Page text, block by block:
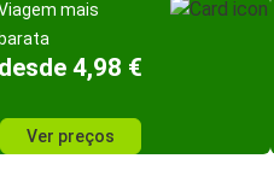
mais
4,98 €
Ver preços